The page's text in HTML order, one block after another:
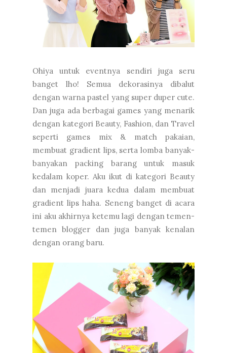
Ohiya untuk eventnya sendiri juga seru
banget lho! Semua dekorasinya dibalut
dengan warna pastel yang super duper cute.
Dan juga ada berbagai games yang menarik
dengan kategori Beauty, Fashion, dan Travel
seperti games mix & match pakaian,
membuat gradient lips, serta lomba banyak-
banyakan packing barang untuk masuk
kedalam koper. Aku ikut di kategori Beauty
dan menjadi juara kedua dalam membuat
gradient lips haha. Seneng banget di acara
ini aku akhirnya ketemu lagi dengan temen-
temen blogger dan juga banyak kenalan
dengan orang baru.